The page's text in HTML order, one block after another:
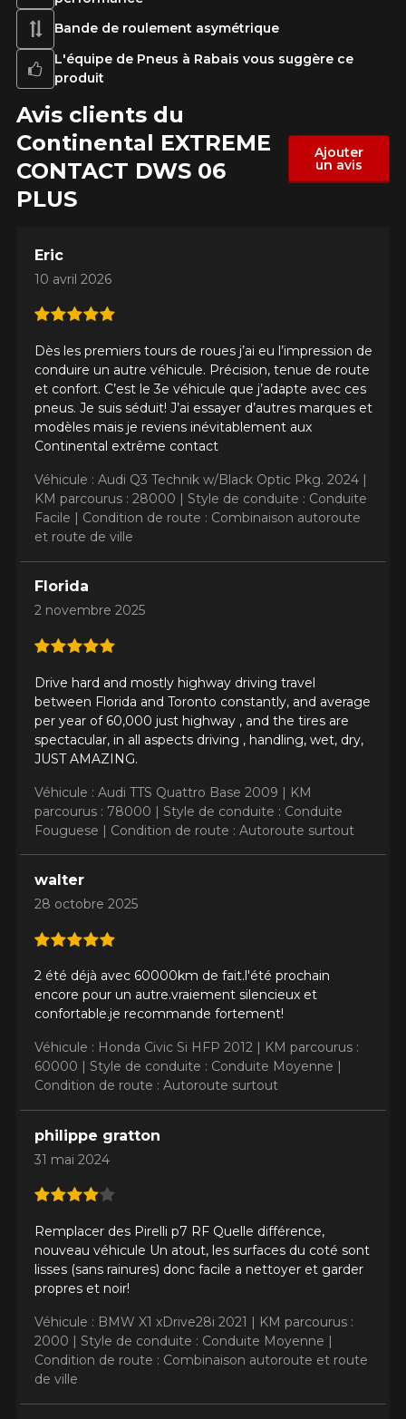
Bande de roulement asymétrique
L'équipe de Pneus à Rabais vous suggère ce
produit
Avis clients du
Continental EXTREME​
CONTACT DWS 06
PLUS
Ajouter
un avis
Eric
10 avril 2026
Dès les premiers tours de roues j’ai eu l’impression de
conduire un autre véhicule. Précision, tenue de route
et confort. C’est le 3e véhicule que j’adapte avec ces
pneus. Je suis séduit! J’ai essayer d’autres marques et
modèles mais je reviens inévitablement aux
Continental extrême contact
Véhicule : Audi Q3 Technik w/Black Optic Pkg. 2024 |
KM parcourus : 28000 | Style de conduite : Conduite
Facile | Condition de route : Combinaison autoroute
et route de ville
Florida
2 novembre 2025
Drive hard and mostly highway driving travel
between Florida and Toronto constantly, and average
per year of 60,000 just highway , and the tires are
spectacular, in all aspects driving , handling, wet, dry,
JUST AMAZING.
Véhicule : Audi TTS Quattro Base 2009 | KM
parcourus : 78000 | Style de conduite : Conduite
Fouguese | Condition de route : Autoroute surtout
walter
28 octobre 2025
2 été déjà avec 60000km de fait.l'été prochain
encore pour un autre.vraiement silencieux et
confortable.je recommande fortement!
Véhicule : Honda Civic Si HFP 2012 |
KM parcourus :
60000 | Style de conduite : Conduite Moyenne |
Condition de route : Autoroute surtout
philippe gratton
31 mai 2024
Remplacer des Pirelli p7 RF Quelle différence,
nouveau véhicule Un atout, les surfaces du coté sont
lisses (sans rainures) donc facile a nettoyer et garder
propres et noir!
Véhicule : BMW X1 xDrive28i 2021 | KM parcourus :
2000 | Style de conduite : Conduite Moyenne |
Condition de route : Combinaison autoroute et route
de ville